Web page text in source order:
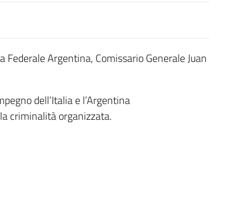
Argentina, Comissario Generale Juan
dell’Italia e l’Argentina
criminalità organizzata.